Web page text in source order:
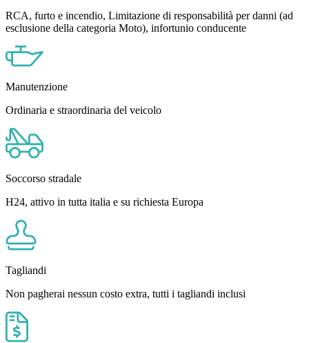
RCA, furto e incendio, Limitazione di responsabilità per danni (ad
esclusione della categoria Moto), infortunio conducente
Manutenzione
Ordinaria e straordinaria del veicolo
Soccorso stradale
H24, attivo in tutta italia e su richiesta Europa
Tagliandi
Non pagherai nessun costo extra, tutti i tagliandi inclusi